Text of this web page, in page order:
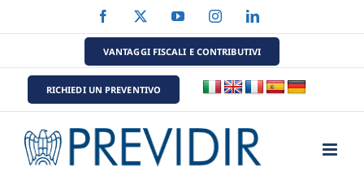
al
Facebook YouTubeInstagramLinkedIn
VANTAGGI FISCALI E CONTRIBUTIVI
RICHIEDI UN PREVENTIVO